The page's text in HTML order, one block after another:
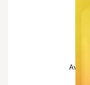
Avaa